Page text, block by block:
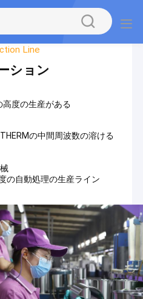
Tour
Line
ション
度の生産がある
の中間周波数の溶ける
の自動処理の生産ライン